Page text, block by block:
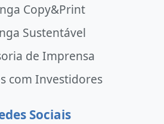
Copy&Print
Sustentável
de Imprensa
com Investidores
Sociais